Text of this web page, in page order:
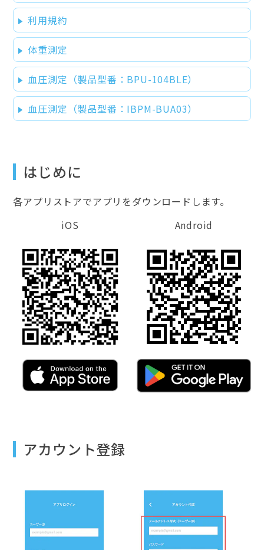
利用規約
体重測定
血圧測定（製品型番：BPU-104BLE）
血圧測定（製品型番：IBPM-BUA03）
はじめに
各アプリストアでアプリをダウンロードします。
iOS
Android
アカウント登録